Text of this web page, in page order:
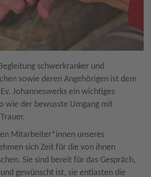
schwerkranker und
sowie deren Angehörigen ist dem
Johanneswerks ein wichtiges
wie der bewusste Umgang mit
Mitarbeiter*innen unseres
sich Zeit für die von ihnen
Sie sind bereit für das Gespräch,
gewünscht ist, sie entlasten die